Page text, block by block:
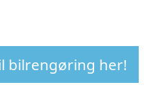
bilrengøring her!